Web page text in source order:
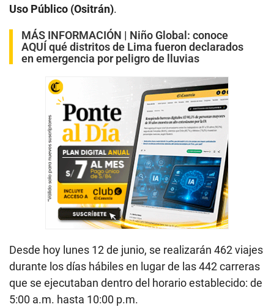
Uso Público (Ositrán).
MÁS INFORMACIÓN | Niño Global: conoce
AQUÍ qué distritos de Lima fueron declarados
en emergencia por peligro de lluvias
Desde hoy lunes 12 de junio, se realizarán 462 viajes
durante los días hábiles en lugar de las 442 carreras
que se ejecutaban dentro del horario establecido: de
5:00 a.m. hasta 10:00 p.m.